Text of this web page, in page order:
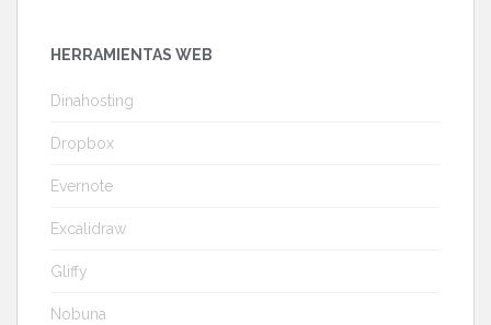
HERRAMIENTAS WEB
Dinahosting
Dropbox
Evernote
Excalidraw
Gliffy
Nobuna